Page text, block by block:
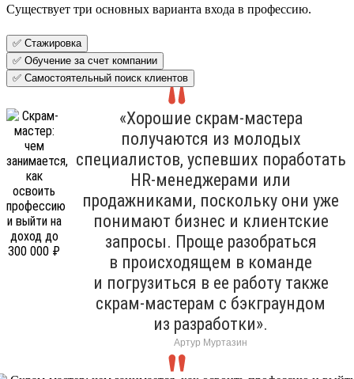
Существует три основных варианта входа в профессию.
✅ Стажировка
✅ Обучение за счет компании
✅ Самостоятельный поиск клиентов
«Хорошие скрам-мастера
получаются из молодых
специалистов, успевших поработать
HR-менеджерами или
продажниками, поскольку они уже
понимают бизнес и клиентские
запросы. Проще разобраться
в происходящем в команде
и погрузиться в ее работу также
скрам-мастерам с бэкграундом
из разработки».
Артур Муртазин